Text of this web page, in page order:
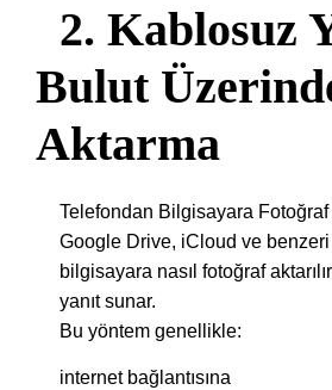
2. Kablosuz
Bulut
Aktarma
Telefondan Bilgisayara
Google Drive, iCloud ve
bilgisayara nasıl fotoğraf
yanıt sunar.
Bu yöntem genellikle:
internet bağlantısına